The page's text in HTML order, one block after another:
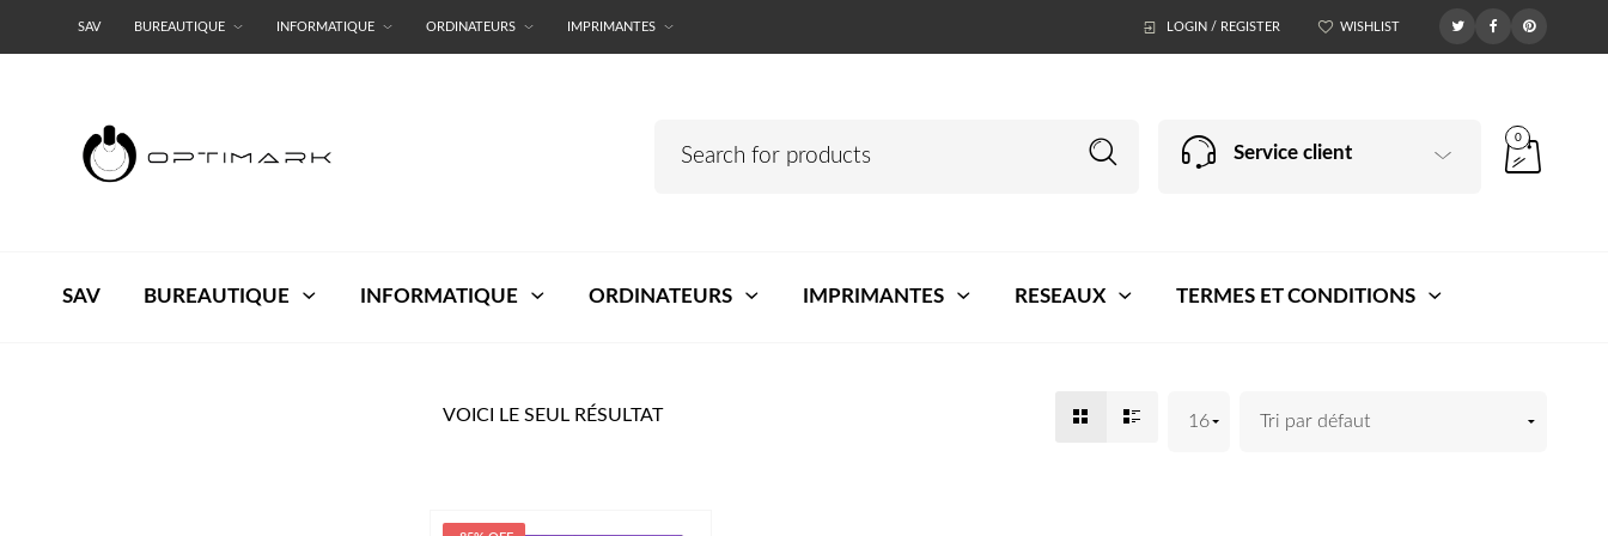
SAV BUREAUTIQUE INFORMATIQUE ORDINATEURS IMPRIMANTES LOGIN / REGISTER WISHLIST
Service client
0
SAV BUREAUTIQUE INFORMATIQUE ORDINATEURS IMPRIMANTES RESEAUX TERMES ET CONDITIONS
VOICI LE SEUL RÉSULTAT